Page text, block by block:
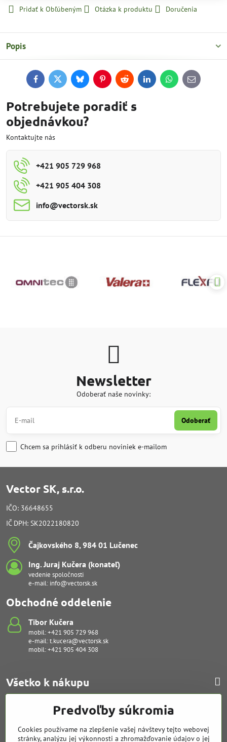
Pridať k Obľúbeným Otázka k produktu Doručenia
Popis
FacebookTwitterBlueskyPinterestReddit LinkedInWhatsApp
E-
mail
Potrebujete poradiť s
objednávkou?
Kontaktujte nás
+421 905 729 968
+421 905 404 308
info​@vectorsk​.sk
Newsletter
Odoberať naše novinky:
Odoberať
Chcem sa prihlásiť k odberu noviniek e-mailom
Vector SK, s.r.o.
IČO: 36648655
IČ DPH: SK2022180820
Čajkovského 8, 984 01 Lučenec
Ing​. Juraj Kučera (konateľ)
vedenie spoločnosti
e-mail: info@vectorsk.sk
Obchodné oddelenie
Tibor Kučera
mobil:+421 905 729 968
e-mail:t.kucera@vectorsk.sk
mobil:+421 905 404 308
Všetko k nákupu
Poruchy - servisPredvoľby súkromia
Cookies používame na zlepšenie vašej návštevy tejto webovej
stránky, analýzu jej výkonnosti a zhromažďovanie údajov o jej